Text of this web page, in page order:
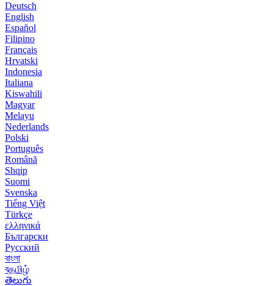
Deutsch
English
Español
Filipino
Français
Hrvatski
Indonesia
Italiana
Kiswahili
Magyar
Melayu
Nederlands
Polski
Português
Română
Shqip
Suomi
Svenska
Tiếng Việt
Türkçe
ελληνικά
Български
Русский
বাংলা
বதமிழ்
తెలుగు